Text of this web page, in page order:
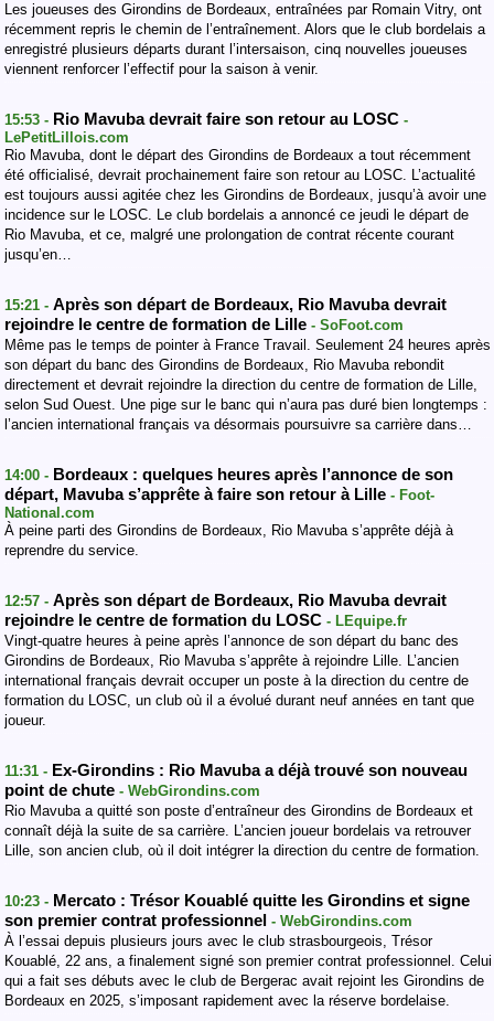
Les joueuses des Girondins de Bordeaux, entraînées par Romain Vitry, ont
récemment repris le chemin de l’entraînement. Alors que le club bordelais a
enregistré plusieurs départs durant l’intersaison, cinq nouvelles joueuses
viennent renforcer l’effectif pour la saison à venir.
15:53 - Rio Mavuba devrait faire son retour au LOSC -
LePetitLillois.com
Rio Mavuba, dont le départ des Girondins de Bordeaux a tout récemment
été officialisé, devrait prochainement faire son retour au LOSC. L’actualité
est toujours aussi agitée chez les Girondins de Bordeaux, jusqu’à avoir une
incidence sur le LOSC. Le club bordelais a annoncé ce jeudi le départ de
Rio Mavuba, et ce, malgré une prolongation de contrat récente courant
jusqu’en…
15:21 - Après son départ de Bordeaux, Rio Mavuba devrait
rejoindre le centre de formation de Lille - SoFoot.com
Même pas le temps de pointer à France Travail. Seulement 24 heures après
son départ du banc des Girondins de Bordeaux, Rio Mavuba rebondit
directement et devrait rejoindre la direction du centre de formation de Lille,
selon Sud Ouest. Une pige sur le banc qui n’aura pas duré bien longtemps :
l’ancien international français va désormais poursuivre sa carrière dans…
14:00 - Bordeaux : quelques heures après l’annonce de son
départ, Mavuba s’apprête à faire son retour à Lille - Foot-
National.com
À peine parti des Girondins de Bordeaux, Rio Mavuba s’apprête déjà à
reprendre du service.
12:57 - Après son départ de Bordeaux, Rio Mavuba devrait
rejoindre le centre de formation du LOSC - LEquipe.fr
Vingt-quatre heures à peine après l’annonce de son départ du banc des
Girondins de Bordeaux, Rio Mavuba s’apprête à rejoindre Lille. L’ancien
international français devrait occuper un poste à la direction du centre de
formation du LOSC, un club où il a évolué durant neuf années en tant que
joueur.
11:31 - Ex-Girondins : Rio Mavuba a déjà trouvé son nouveau
point de chute - WebGirondins.com
Rio Mavuba a quitté son poste d’entraîneur des Girondins de Bordeaux et
connaît déjà la suite de sa carrière. L’ancien joueur bordelais va retrouver
Lille, son ancien club, où il doit intégrer la direction du centre de formation.
10:23 - Mercato : Trésor Kouablé quitte les Girondins et signe
son premier contrat professionnel - WebGirondins.com
À l’essai depuis plusieurs jours avec le club strasbourgeois, Trésor
Kouablé, 22 ans, a finalement signé son premier contrat professionnel. Celui
qui a fait ses débuts avec le club de Bergerac avait rejoint les Girondins de
Bordeaux en 2025, s’imposant rapidement avec la réserve bordelaise.